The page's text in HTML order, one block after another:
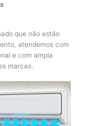
que não estão
atendemos com
e com ampla
marcas.